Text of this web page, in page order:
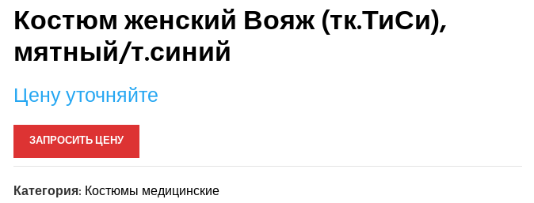
Костюм женский Вояж (тк.ТиСи),
мятный/т.синий
Цену уточняйте
ЗАПРОСИТЬ ЦЕНУ
Категория: Костюмы медицинские